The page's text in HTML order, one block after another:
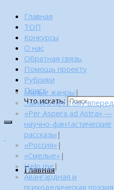
Главная
ТОП
Конкурсы
О нас
Обратная связь
Помощь проекту
Рубрики
Поиск
Что искать:
Главная
Малые жанры |
…много лет тому вперед
«Per Aspera ad Astra» —
научно-фантастические
рассказы |
«Россия» |
«Смелые» |
Help me|
Авангардная и
психоделическая поэзия